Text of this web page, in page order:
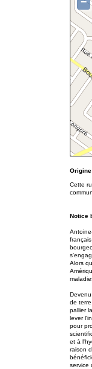
Cette
Notice
Alors
de
pallier
lever
pour
et à
raison
service